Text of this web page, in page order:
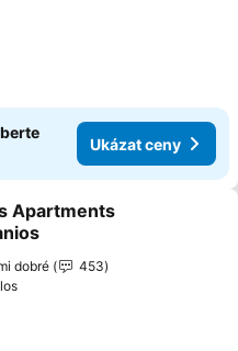
Ukázat ceny
na seznam oblíbených
Apartments
dobré
453